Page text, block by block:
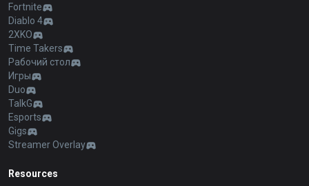
Fortnite
Diablo 4
2XKO
Time Takers
Рабочий стол
Игры
Duo
TalkG
Esports
Gigs
Streamer Overlay
Resources